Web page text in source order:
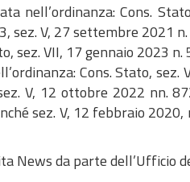
nell’ordinanza: Cons.
sez. V, 27 settembre 2021
sez. VII, 17 gennaio 2023 n.
Cons. Stato, sez.
V, 12 ottobre 2022 nn.
sez. V, 12 febbraio
News da parte dell’Ufficio